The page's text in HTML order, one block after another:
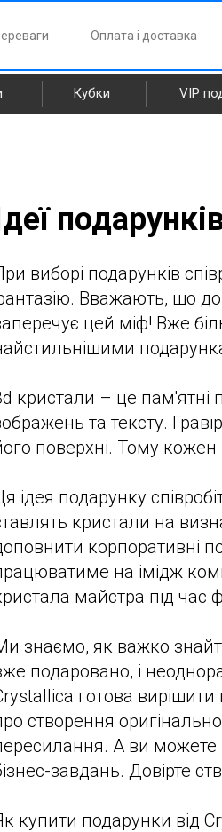
Оплата і доставка
Кубки VIP
виборі подарунків
Вважають, що
цей міф! Вже
кристали – це пам'ятні
та тексту.
поверхні. Тому кожен
ідея подарунку
кристали на
корпоративні
на імідж
майстра під
знаємо, як важко
подаровано, і
готова
створення
А ви можете
завдань. Довірте
купити подарунки від